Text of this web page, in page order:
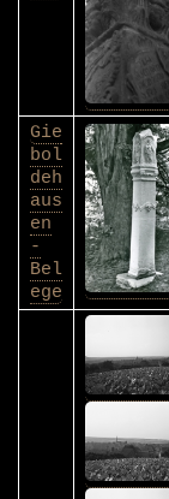
Gie
bol
deh
aus
en
-
Bel
ege